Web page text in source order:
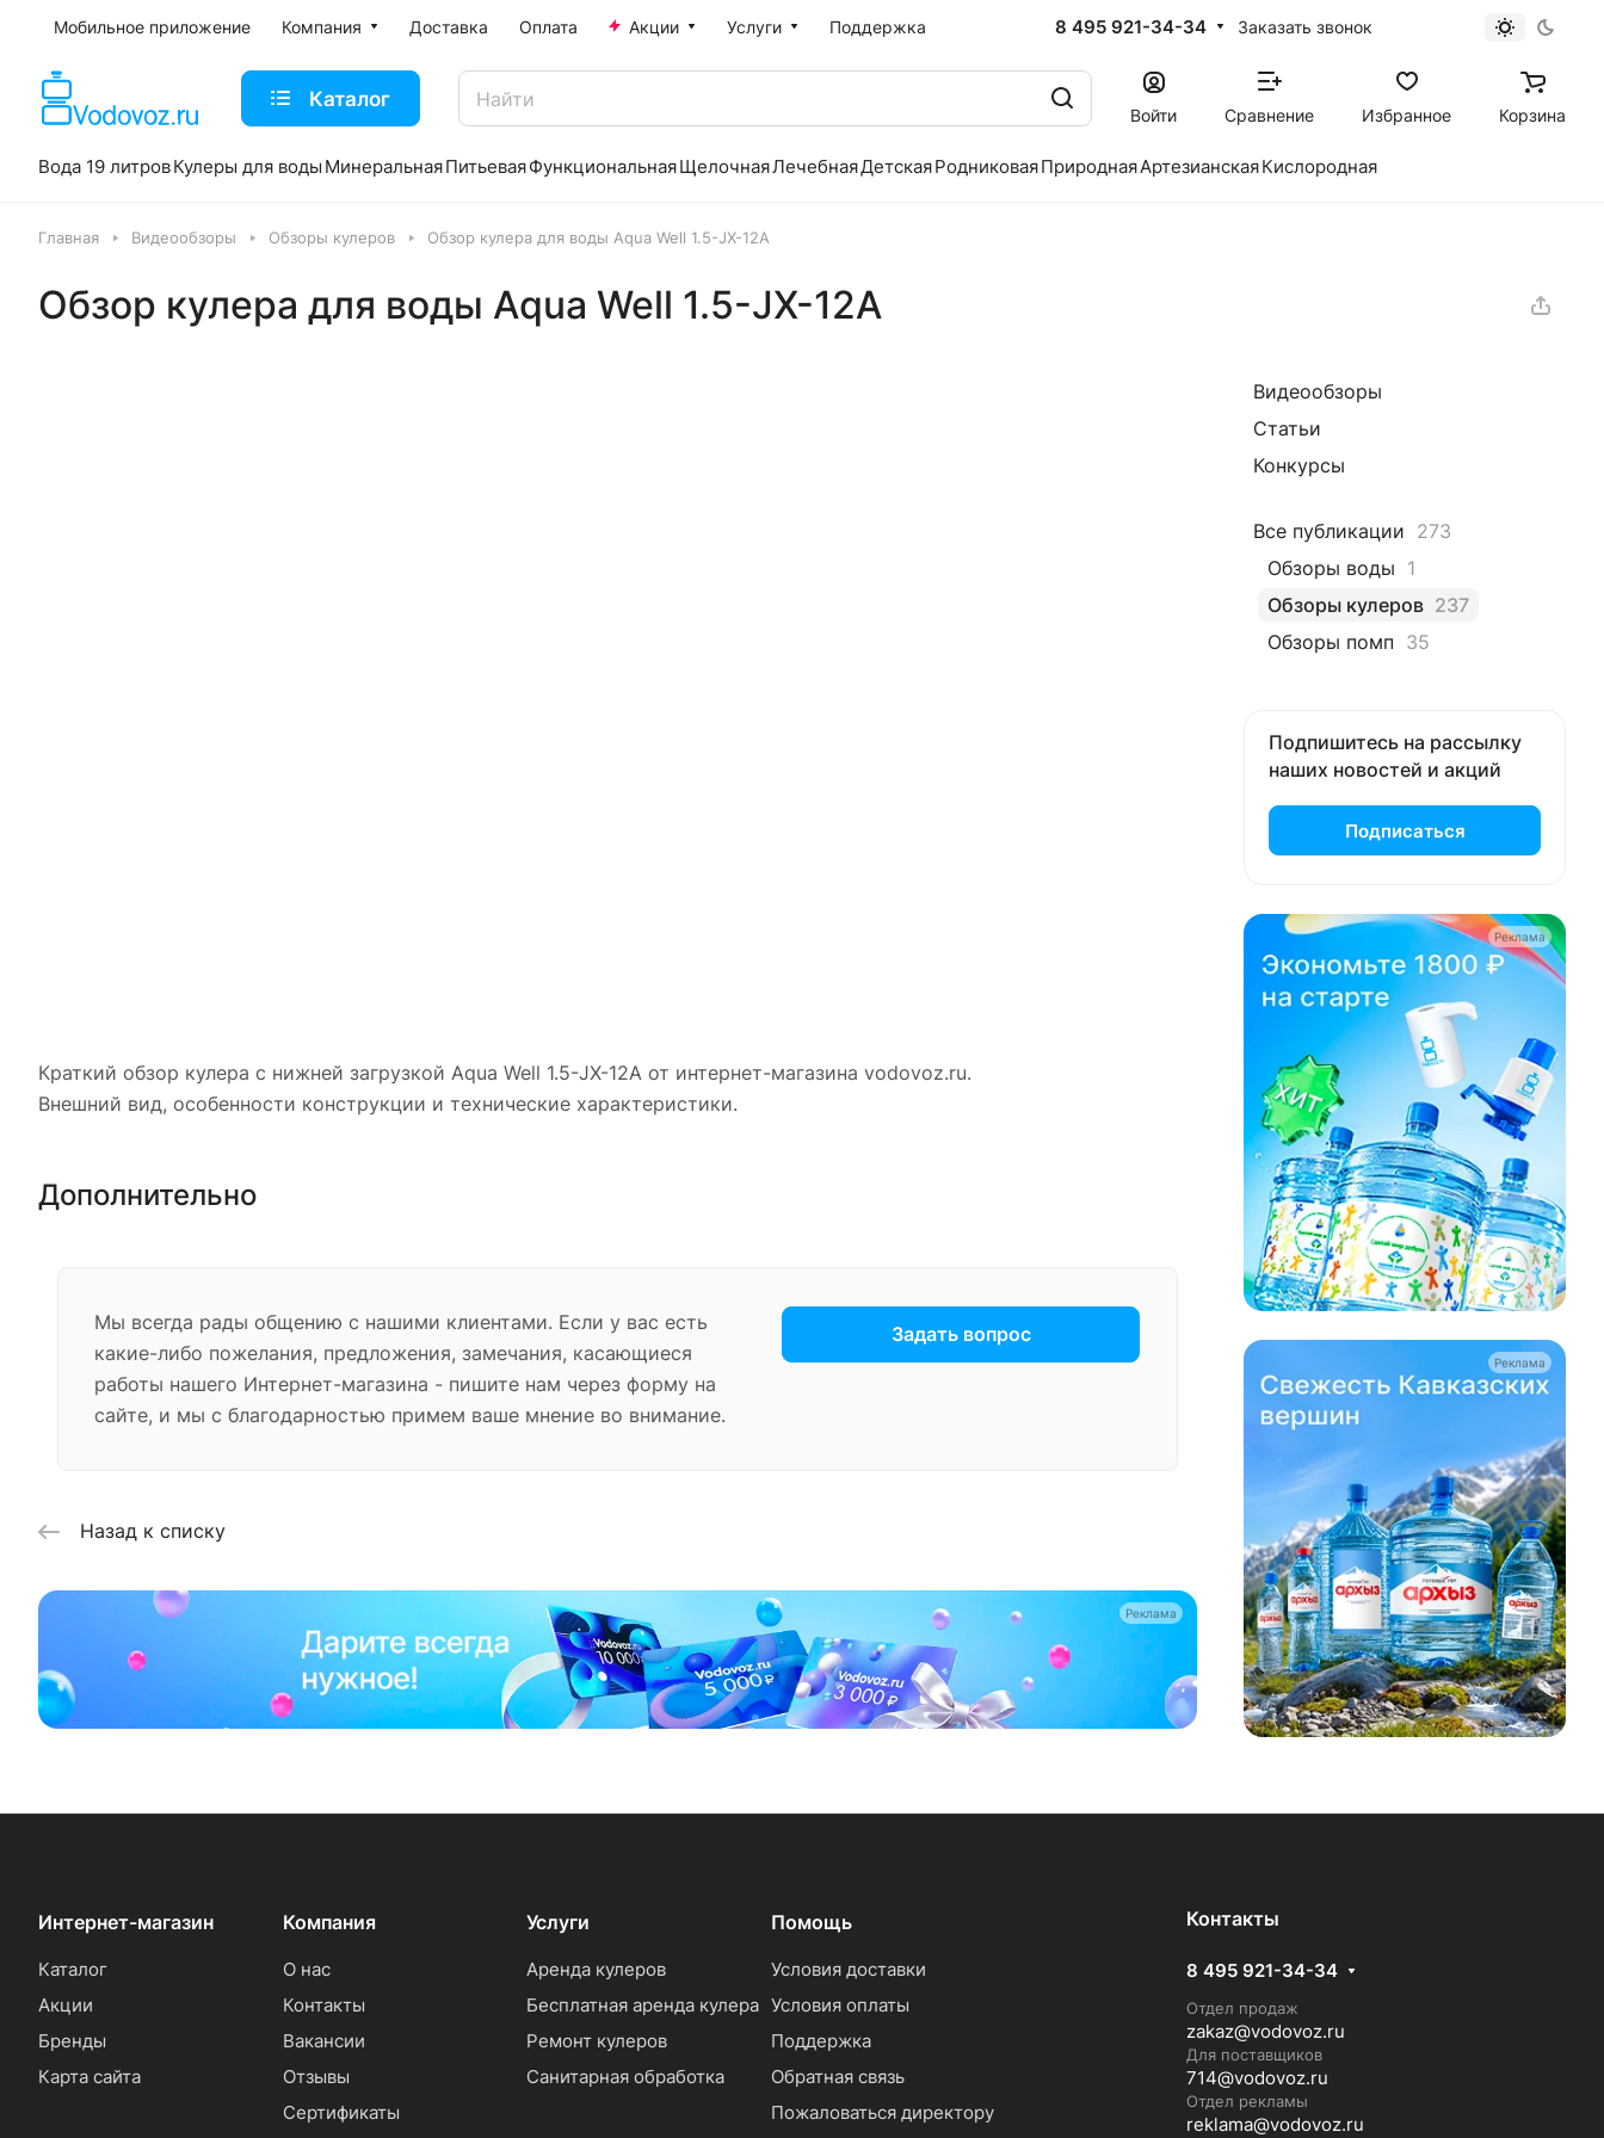
Мобильное приложение Компания Доставка Оплата Акции Услуги Поддержка 8 495 921-34-34 Заказать звонок
Каталог
Войти Сравнение Избранное Корзина
Вода 19 литровКулеры для воды МинеральнаяПитьеваяФункциональнаяЩелочнаяЛечебнаяДетскаяРодниковаяПрироднаяАртезианскаяКислородная
Главная Видеообзоры Обзоры кулеров Обзор кулера для воды Aqua Well 1.5-JX-12A
Обзор кулера для воды Aqua Well 1.5-JX-12A
Краткий обзор кулера с нижней загрузкой Aqua Well 1.5-JX-12A от интернет-магазина vodovoz.ru.
Внешний вид, особенности конструкции и технические характеристики.
Дополнительно
Мы всегда рады общению с нашими клиентами. Если у вас есть
какие-либо пожелания, предложения, замечания, касающиеся
работы нашего Интернет-магазина - пишите нам через форму на
сайте, и мы с благодарностью примем ваше мнение во внимание.
Задать вопрос
Назад к списку
Реклама
Видеообзоры
Статьи
Конкурсы
Все публикации 273
Обзоры воды 1
Обзоры кулеров 237
Обзоры помп 35
Подпишитесь на рассылку
наших новостей и акций
Подписаться
Реклама
Реклама
Интернет-магазин
Каталог
Акции
Бренды
Карта сайта
Компания
О нас
Контакты
Вакансии
Отзывы
Сертификаты
Услуги
Аренда кулеров
Бесплатная аренда кулера
Ремонт кулеров
Санитарная обработка
Помощь
Условия доставки
Условия оплаты
Поддержка
Обратная связь
Пожаловаться директору
Контакты
8 495 921-34-34
Отдел продаж
zakaz@vodovoz.ru
Для поставщиков
714@vodovoz.ru
Отдел рекламы
reklama@vodovoz.ru